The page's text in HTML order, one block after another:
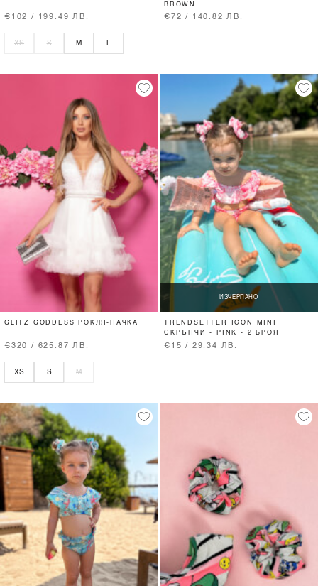
€102 / 199.49 ЛВ.
XS S M L
BROWN
€72 / 140.82 ЛВ.
GLITZ GODDESS РОКЛЯ-ПАЧКА
€320 / 625.87 ЛВ.
XS S M
ИЗЧЕРПАНО
TRENDSETTER ICON MINI
СКРЪНЧИ - PINK - 2 БРОЯ
€15 / 29.34 ЛВ.